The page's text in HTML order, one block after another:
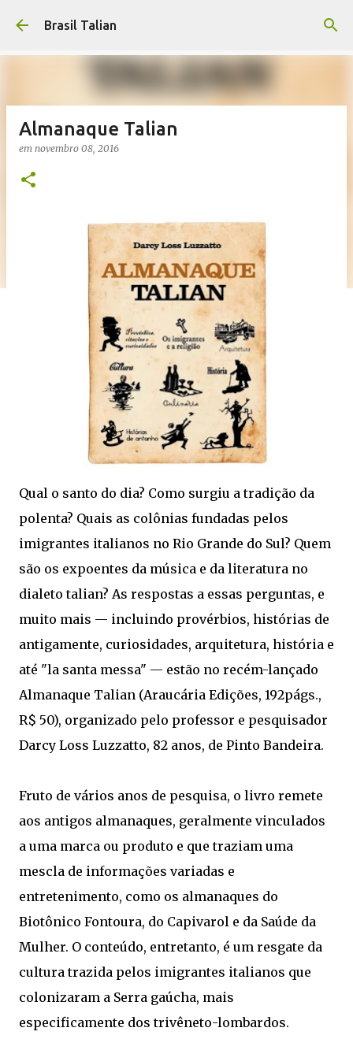
Pular para o conteúdo principal
Brasil Talian
Almanaque Talian
em novembro 08, 2016
Qual o santo do dia? Como surgiu a tradição da
polenta? Quais as colônias fundadas pelos
imigrantes italianos no Rio Grande do Sul? Quem
são os expoentes da música e da literatura no
dialeto talian? As respostas a essas perguntas, e
muito mais — incluindo provérbios, histórias de
antigamente, curiosidades, arquitetura, história e
até "la santa messa" — estão no recém-lançado
Almanaque Talian (Araucária Edições, 192págs.,
R$ 50), organizado pelo professor e pesquisador
Darcy Loss Luzzatto, 82 anos, de Pinto Bandeira.
Fruto de vários anos de pesquisa, o livro remete
aos antigos almanaques, geralmente vinculados
a uma marca ou produto e que traziam uma
mescla de informações variadas e
entretenimento, como os almanaques do
Biotônico Fontoura, do Capivarol e da Saúde da
Mulher. O conteúdo, entretanto, é um resgate da
cultura trazida pelos imigrantes italianos que
colonizaram a Serra gaúcha, mais
especificamente dos trivêneto-lombardos.